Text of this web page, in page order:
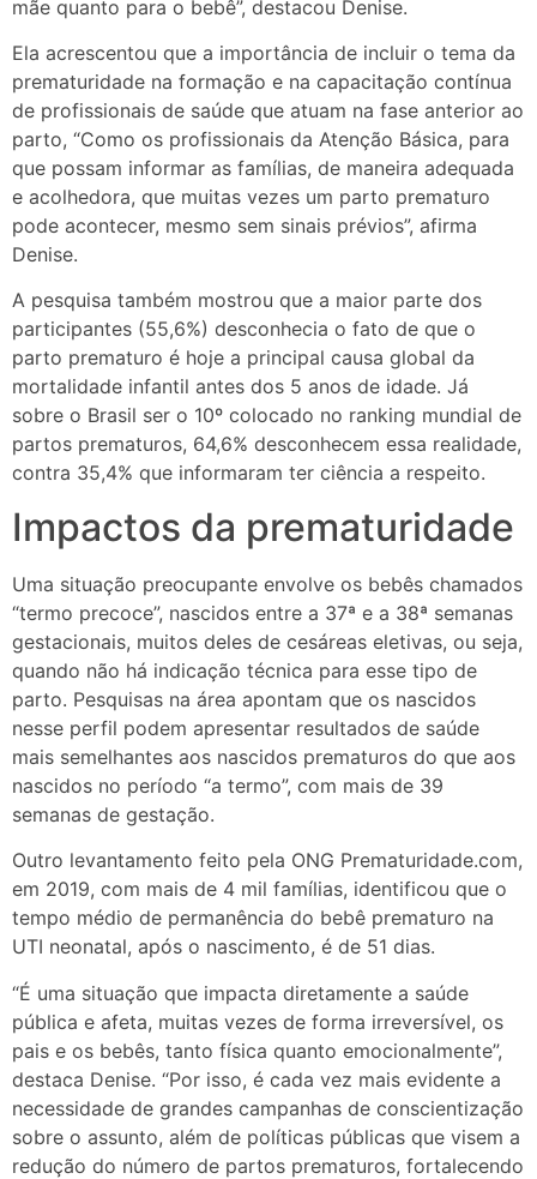
mãe quanto para o bebê”, destacou Denise.
Ela acrescentou que a importância de incluir o tema da
prematuridade na formação e na capacitação contínua
de profissionais de saúde que atuam na fase anterior ao
parto, “Como os profissionais da Atenção Básica, para
que possam informar as famílias, de maneira adequada
e acolhedora, que muitas vezes um parto prematuro
pode acontecer, mesmo sem sinais prévios”, afirma
Denise.
A pesquisa também mostrou que a maior parte dos
participantes (55,6%) desconhecia o fato de que o
parto prematuro é hoje a principal causa global da
mortalidade infantil antes dos 5 anos de idade. Já
sobre o Brasil ser o 10º colocado no ranking mundial de
partos prematuros, 64,6% desconhecem essa realidade,
contra 35,4% que informaram ter ciência a respeito.
Impactos da prematuridade
Uma situação preocupante envolve os bebês chamados
“termo precoce”, nascidos entre a 37ª e a 38ª semanas
gestacionais, muitos deles de cesáreas eletivas, ou seja,
quando não há indicação técnica para esse tipo de
parto. Pesquisas na área apontam que os nascidos
nesse perfil podem apresentar resultados de saúde
mais semelhantes aos nascidos prematuros do que aos
nascidos no período “a termo”, com mais de 39
semanas de gestação.
Outro levantamento feito pela ONG Prematuridade.com,
em 2019, com mais de 4 mil famílias, identificou que o
tempo médio de permanência do bebê prematuro na
UTI neonatal, após o nascimento, é de 51 dias.
“É uma situação que impacta diretamente a saúde
pública e afeta, muitas vezes de forma irreversível, os
pais e os bebês, tanto física quanto emocionalmente”,
destaca Denise. “Por isso, é cada vez mais evidente a
necessidade de grandes campanhas de conscientização
sobre o assunto, além de políticas públicas que visem a
redução do número de partos prematuros, fortalecendo